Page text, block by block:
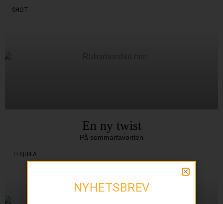
SHOT
En ny twist
På sommarfavoriten
TEQUILA
NYHETSBREV